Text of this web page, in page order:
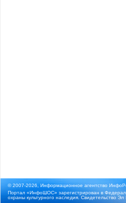
© 2007-2026, Информационное агентство
Портал «ИнфоШОС» зарегистрирован в
охраны культурного наследия. Свидетельство